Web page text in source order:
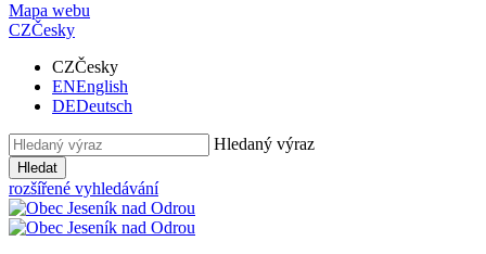
Mapa webu
CZČesky
CZČesky
ENEnglish
DEDeutsch
Hledaný výraz
Hledat
rozšířené vyhledávání